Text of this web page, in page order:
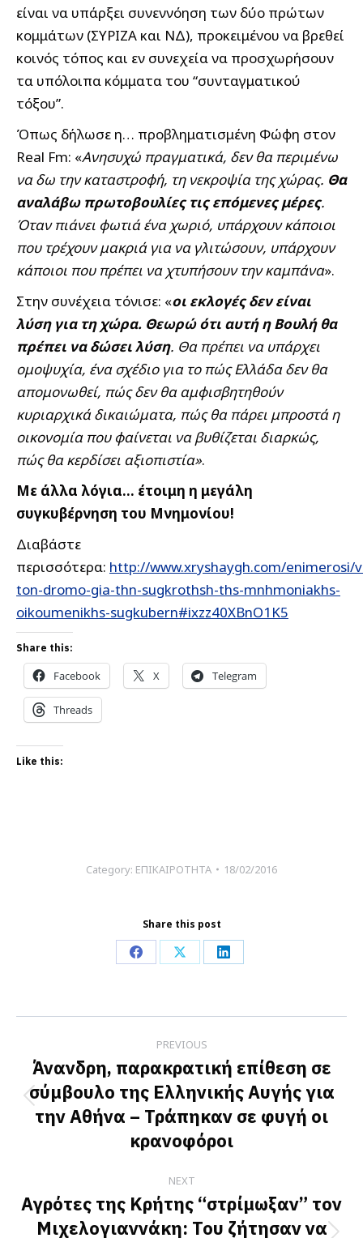
είναι να υπάρξει συνεννόηση των δύο πρώτων
κομμάτων (ΣΥΡΙΖΑ και ΝΔ), προκειμένου να βρεθεί
κοινός τόπος και εν συνεχεία να προσχωρήσουν
τα υπόλοιπα κόμματα του “συνταγματικού
τόξου”.
Όπως δήλωσε η… προβληματισμένη Φώφη στον
Real Fm: «Ανησυχώ πραγματικά, δεν θα περιμένω
να δω την καταστροφή, τη νεκροψία της χώρας. Θα
αναλάβω πρωτοβουλίες τις επόμενες μέρες.
Όταν πιάνει φωτιά ένα χωριό, υπάρχουν κάποιοι
που τρέχουν μακριά για να γλιτώσουν, υπάρχουν
κάποιοι που πρέπει να χτυπήσουν την καμπάνα».
Στην συνέχεια τόνισε: «οι εκλογές δεν είναι
λύση για τη χώρα. Θεωρώ ότι αυτή η Βουλή θα
πρέπει να δώσει λύση. Θα πρέπει να υπάρχει
ομοψυχία, ένα σχέδιο για το πώς Ελλάδα δεν θα
απομονωθεί, πώς δεν θα αμφισβητηθούν
κυριαρχικά δικαιώματα, πώς θα πάρει μπροστά η
οικονομία που φαίνεται να βυθίζεται διαρκώς,
πώς θα κερδίσει αξιοπιστία».
Με άλλα λόγια… έτοιμη η μεγάλη
συγκυβέρνηση του Μνημονίου!
Διαβάστε
περισσότερα: http://www.xryshaygh.com/enimerosi/
ton-dromo-gia-thn-sugkrothsh-ths-mnhmoniakhs-
oikoumenikhs-sugkubern#ixzz40XBnO1K5
Share this:
Facebook X Telegram
Threads
Like this:
Category: ΕΠΙΚΑΙΡΟΤΗΤΑ 18/02/2016
Share this post
Share
Facebook
Share
X
Share
LinkedIn
navigation
PREVIOUS
Previous
post:
Άνανδρη, παρακρατική επίθεση σε
σύμβουλο της Ελληνικής Αυγής για
την Αθήνα – Τράπηκαν σε φυγή οι
κρανοφόροι
NEXT
Αγρότες της Κρήτης “στρίμωξαν” τον
Μιχελογιαννάκη: Του ζήτησαν να